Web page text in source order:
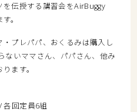
伝授する講習会をAirBuggy
。
プレパパ、おくるみは購入し
ないママさん、パパさん、他み
ます。
各回定員6組